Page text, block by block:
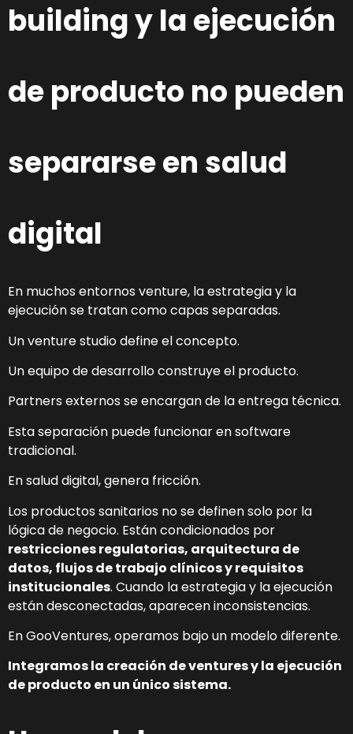
building y la ejecución
de producto no pueden
separarse en salud
digital
En muchos entornos venture, la estrategia y la
ejecución se tratan como capas separadas.
Un venture studio define el concepto.
Un equipo de desarrollo construye el producto.
Partners externos se encargan de la entrega técnica.
Esta separación puede funcionar en software
tradicional.
En salud digital, genera fricción.
Los productos sanitarios no se definen solo por la
lógica de negocio. Están condicionados por
restricciones regulatorias, arquitectura de
datos, flujos de trabajo clínicos y requisitos
institucionales. Cuando la estrategia y la ejecución
están desconectadas, aparecen inconsistencias.
En GooVentures, operamos bajo un modelo diferente.
Integramos la creación de ventures y la ejecución
de producto en un único sistema.